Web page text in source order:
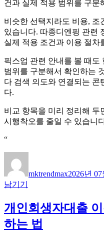
건과 실제 적용 범위를 구분
비슷한 선택지라도 비용, 조
있습니다. 따종디엔핑 관련
실제 적용 조건과 이용 절차
픽스업 관련 안내를 볼 때도
범위를 구분해서 확인하는
다 검색 의도와 연결되는 콘
다.
비교 항목을 미리 정리해 두
시행착오를 줄일 수 있습니
“
이
mktrendmax일
2026년
남기기
개인회생자대출
하는 법